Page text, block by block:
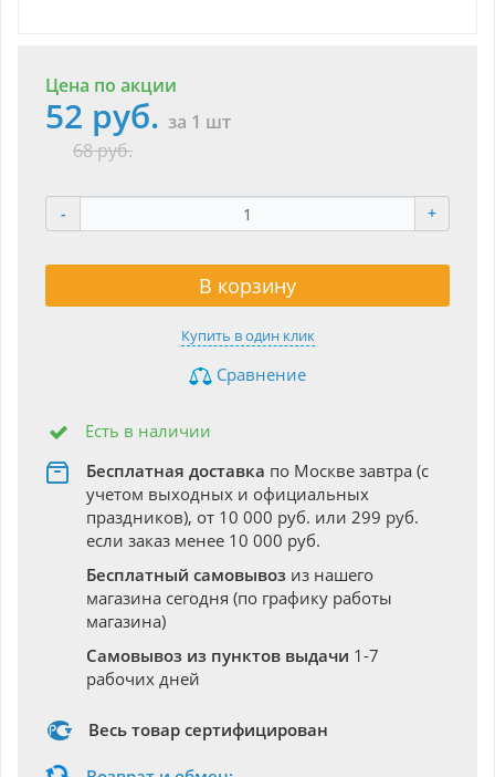
Цена по акции
52 руб. за 1 шт
68 руб.
- +
В корзину
Купить в один клик
Сравнение
Есть в наличии
Бесплатная доставка по Москве завтра (с
учетом выходных и официальных
праздников), от 10 000 руб. или 299 руб.
если заказ менее 10 000 руб.
Бесплатный самовывоз из нашего
магазина сегодня (по графику работы
магазина)
Самовывоз из пунктов выдачи 1-7
рабочих дней
Весь товар сертифицирован